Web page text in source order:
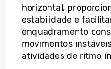
horizontal,
estabilidade e
enquadramento
movimentos
atividades de ritmo